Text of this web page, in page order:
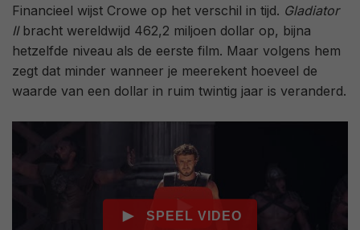
Financieel wijst Crowe op het verschil in tijd. Gladiator
IIbracht wereldwijd 462,2 miljoen dollar op, bijna
hetzelfde niveau als de eerste film. Maar volgens hem
zegt dat minder wanneer je meerekent hoeveel de
waarde van een dollar in ruim twintig jaar is veranderd.